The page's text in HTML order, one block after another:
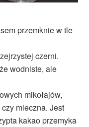
przemknie w tle
czerni.
wodniste, ale
mikołajów,
mleczna. Jest
kakao przemyka